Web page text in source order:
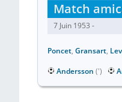
Match
7 Juin 1953 -
Poncet, Gransart,
Andersson (')